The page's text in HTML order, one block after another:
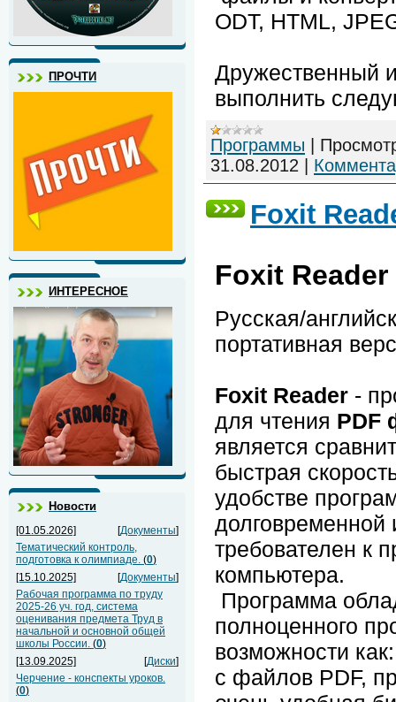
ПРОЧТИ
ИНТЕРЕСНОЕ
Новости
[01.05.2026] [Документы]
Тематический контроль,
подготовка к олимпиаде. (0)
[15.10.2025]
[Документы]
Рабочая программа по труду
2025-26 уч. год, система
оценивания предмета Труд в
начальной и основной общей
школы России. (0)
[13.09.2025]
[Диски]
Черчение - конспекты уроков.
(0)
ODT, HTML,
Дружественный
выполнить
Программы
31.08.2012
Foxit
Foxit
Русская/
портативная
Foxit Reader -
для чтения PDF
является
быстрая
удобстве
долговременной
требователен к
компьютера.
Программа
полноценного
возможности
с файлов PDF,